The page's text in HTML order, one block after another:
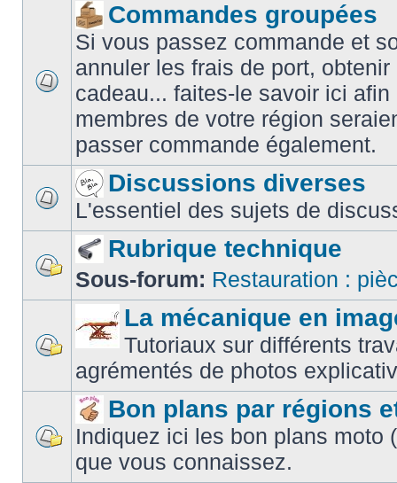
Commandes groupées
Si vous passez commande et
annuler les frais de port,
cadeau... faites-le savoir ici
membres de votre région
passer commande également.
Discussions diverses
L'essentiel des sujets de
Rubrique technique
Sous-forum: Restauration :
La mécanique en
Tutoriaux sur différents
agrémentés de photos
Bon plans par régions
Indiquez ici les bon plans moto
que vous connaissez.